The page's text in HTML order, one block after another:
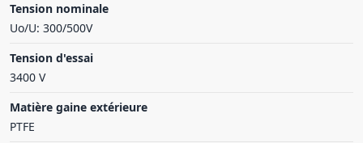
Tension nominale
Uo/U: 300/500V
Tension d'essai
3400 V
Matière gaine extérieure
PTFE